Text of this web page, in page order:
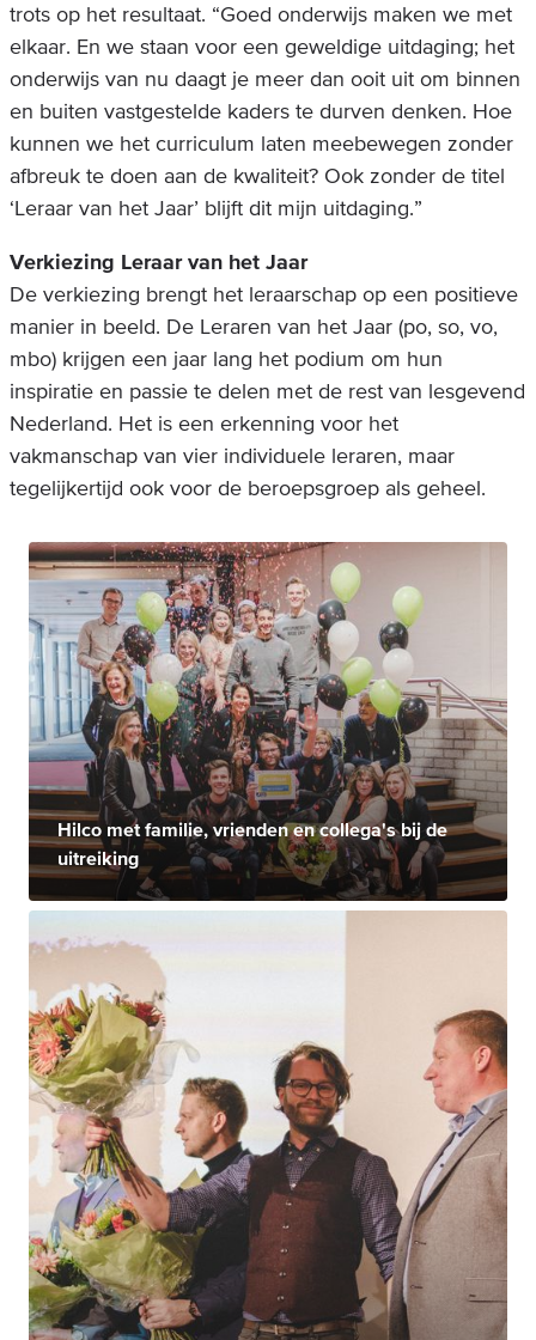
trots op het resultaat. “Goed onderwijs maken we met
elkaar. En we staan voor een geweldige uitdaging; het
onderwijs van nu daagt je meer dan ooit uit om binnen
en buiten vastgestelde kaders te durven denken. Hoe
kunnen we het curriculum laten meebewegen zonder
afbreuk te doen aan de kwaliteit? Ook zonder de titel
‘Leraar van het Jaar’ blijft dit mijn uitdaging.”
Verkiezing Leraar van het Jaar
De verkiezing brengt het leraarschap op een positieve
manier in beeld. De Leraren van het Jaar (po, so, vo,
mbo) krijgen een jaar lang het podium om hun
inspiratie en passie te delen met de rest van lesgevend
Nederland. Het is een erkenning voor het
vakmanschap van vier individuele leraren, maar
tegelijkertijd ook voor de beroepsgroep als geheel.
Hilco met familie, vrienden en collega's bij de
uitreiking